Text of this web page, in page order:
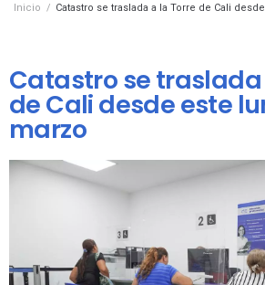
Inicio / Catastro se traslada a la Torre de Cali
Catastro se traslada
de Cali desde este
marzo